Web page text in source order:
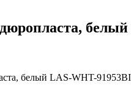
белый LAS-WHT-